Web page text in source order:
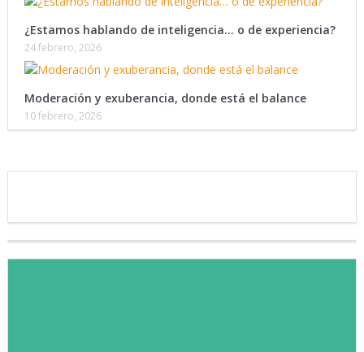
¿Estamos hablando de inteligencia… o de experiencia?
24 febrero, 2026
Moderación y exuberancia, donde está el balance
10 febrero, 2026